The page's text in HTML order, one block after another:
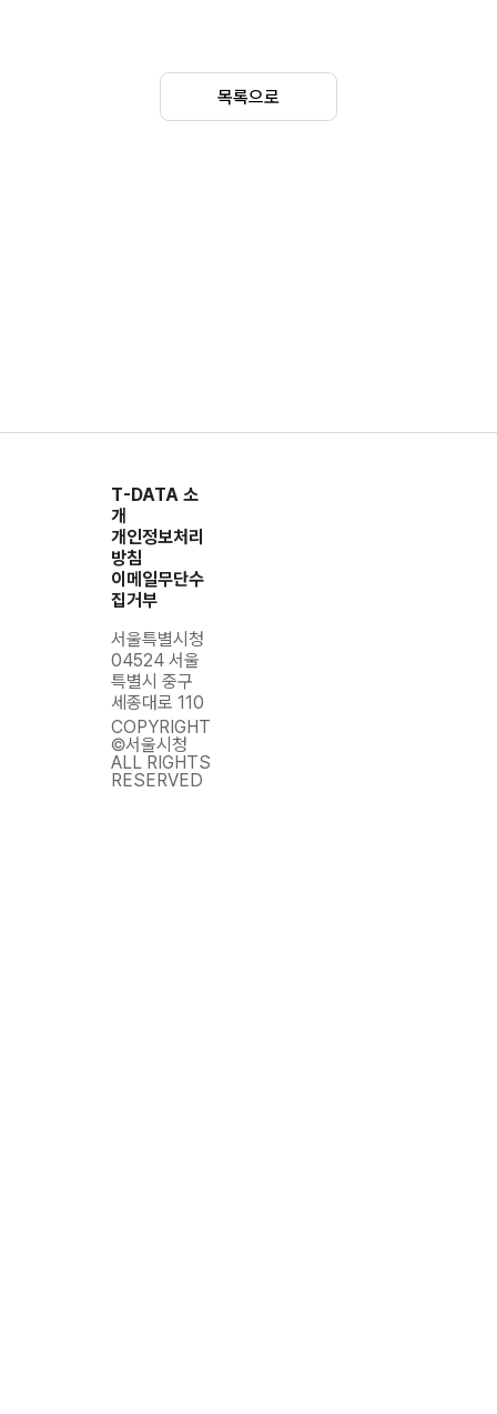
(07~09)
T2 낮 (12~14)
목록으로
T-DATA 소
개
개인정보처리
방침
이메일무단수
집거부
서울특별시청
04524 서울
특별시 중구
세종대로 110
COPYRIGHT
©서울시청
ALL RIGHTS
RESERVED